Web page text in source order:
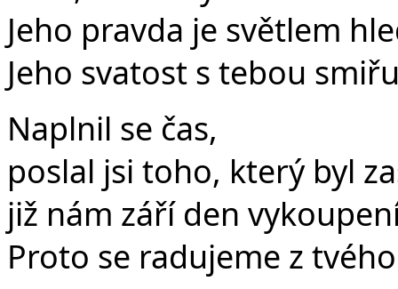
Jeho pravda je světlem
Jeho svatost s tebou
Naplnil se čas,
poslal jsi toho, který byl
již nám září den
Proto se radujeme z